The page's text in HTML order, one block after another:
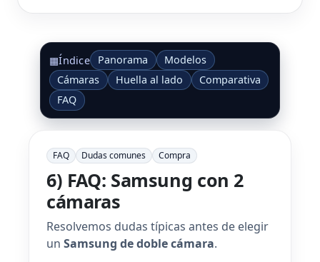
▦Índice Panorama
Modelos
Cámaras
Huella al lado
Comparativa
FAQ
FAQ Dudas comunes Compra
6) FAQ: Samsung con 2
cámaras
Resolvemos dudas típicas antes de elegir
un Samsung de doble cámara.